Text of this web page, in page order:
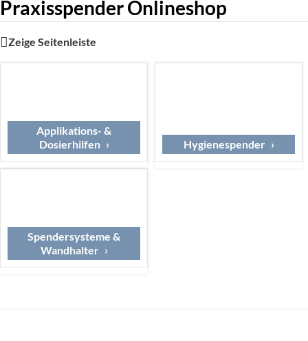
Praxisspender Onlineshop
Zeige Seitenleiste
Applikations- &
Dosierhilfen
Hygienespender
Spendersysteme &
Wandhalter